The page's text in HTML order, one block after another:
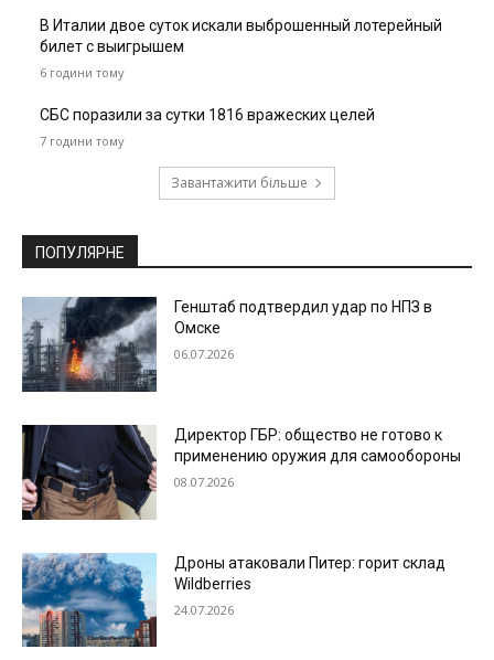
В Италии двое суток искали выброшенный лотерейный
билет с выигрышем
6 години тому
СБС поразили за сутки 1816 вражеских целей
7 години тому
Завантажити більше
ПОПУЛЯРНЕ
Генштаб подтвердил удар по НПЗ в
Омске
06.07.2026
Директор ГБР: общество не готово к
применению оружия для самообороны
08.07.2026
Дроны атаковали Питер: горит склад
Wildberries
24.07.2026